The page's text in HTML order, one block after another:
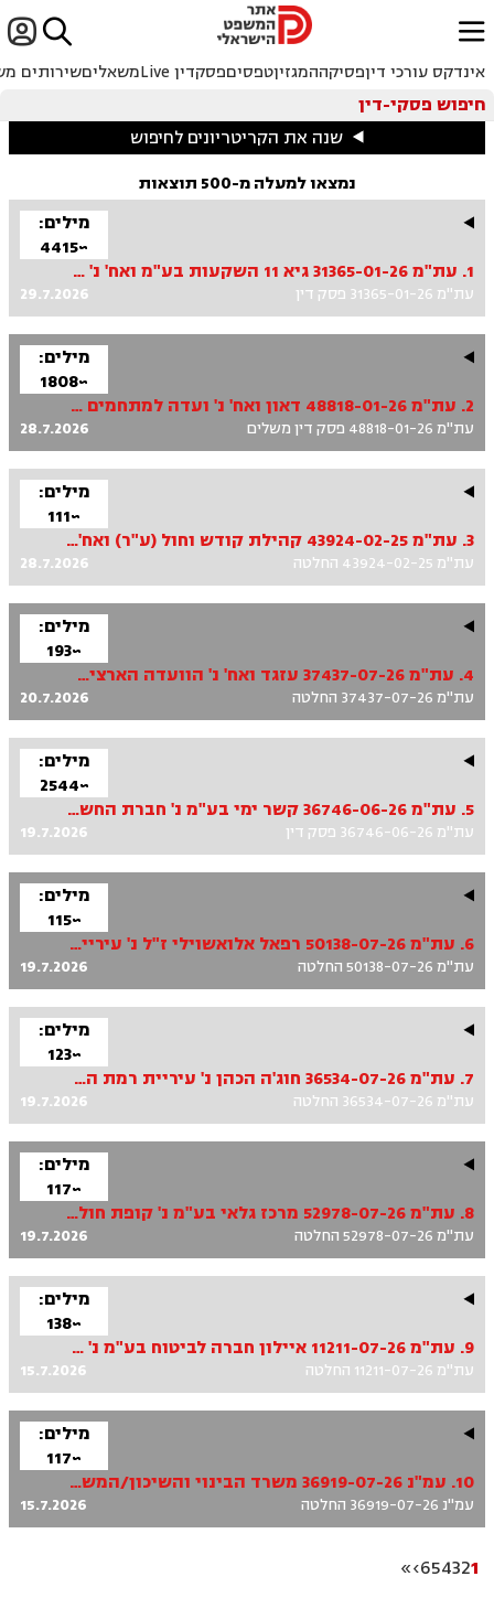

ﱐ
אינדקס עורכי דיןפסיקההמגזיןטפסיםפסקדין Live משאליםשירותים
חיפוש פסקי-דין
שנה את הקריטריונים לחיפוש
נמצאו למעלה מ-500 תוצאות
מילים:
~4415
1. עת"מ 31365-01-26 גיא 11 השקעות בע"מ ואח' נ' עיריית תל אביב - מנהל הכספים - אגף לגביית מים וארנונה
עת"מ 31365-01-26 פסק דין 29.7.2026
מילים:
~1808
2. עת"מ 48818-01-26 דאון ואח' נ' ועדה למתחמים מועדפים לדיור ופיתוח מוטה לתחבורה ציבורית ואח'
עת"מ 48818-01-26 פסק דין משלים 28.7.2026
מילים:
~111
3. עת"מ 43924-02-25 קהילת קודש וחול (ע"ר) ואח' נ' עיריית חולון
עת"מ 43924-02-25 החלטה 28.7.2026
מילים:
~193
4. עת"מ 37437-07-26 עזגד ואח' נ' הוועדה הארצית לתכנון ובנייה של מתחמים מועדפים לדיור ואח'
עת"מ 37437-07-26 החלטה 20.7.2026
מילים:
~2544
5. עת"מ 36746-06-26 קשר ימי בע"מ נ' חברת החשמל לישראל בע"מ ואח'
עת"מ 36746-06-26 פסק דין 19.7.2026
מילים:
~115
6. עת"מ 50138-07-26 רפאל אלואשוילי ז"ל נ' עיריית תל-אביב-יפו
עת"מ 50138-07-26 החלטה 19.7.2026
מילים:
~123
7. עת"מ 36534-07-26 חוג'ה הכהן נ' עיריית רמת השרון
עת"מ 36534-07-26 החלטה 19.7.2026
מילים:
~117
8. עת"מ 52978-07-26 מרכז גלאי בע"מ נ' קופת חולים מאוחדת ואח'
עת"מ 52978-07-26 החלטה 19.7.2026
מילים:
~138
9. עת"מ 11211-07-26 איילון חברה לביטוח בע"מ נ' עיריית רמת גן ואח'
עת"מ 11211-07-26 החלטה 15.7.2026
מילים:
~117
10. עמ"נ 36919-07-26 משרד הבינוי והשיכון/המשרד הראשי נ' נסרי נסור ובניו בע"מ
עמ"נ 36919-07-26 החלטה 15.7.2026
1
2
3
4
5
6
›
»